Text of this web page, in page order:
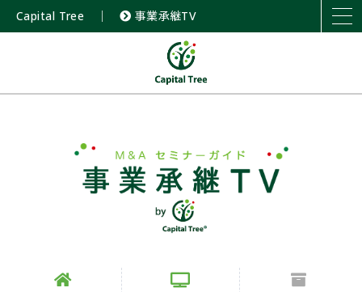
Capital Tree ｜ 事業承継TV